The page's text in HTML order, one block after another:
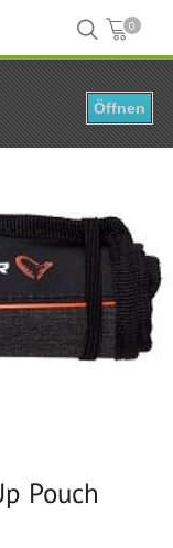
0
Tasche Savage Gear Roll Up Pouch Holds 12 Up To 15 cm
Pouch
Öffnen